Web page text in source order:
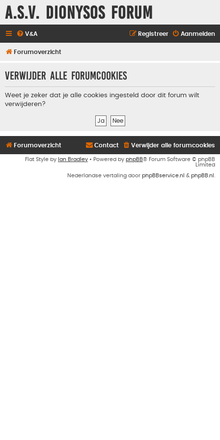
A.S.V. Dionysos Forum
V&A Aanmelden
Registreer
Forumoverzicht
Verwijder alle forumcookies
Weet je zeker dat je alle cookies ingesteld door dit forum wilt
verwijderen?
Forumoverzicht Verwijder alle forumcookies
Contact
Flat Style by Ian Bradley • Powered by phpBB® Forum Software © phpBB
Limited
Nederlandse vertaling door phpBBservice.nl & phpBB.nl